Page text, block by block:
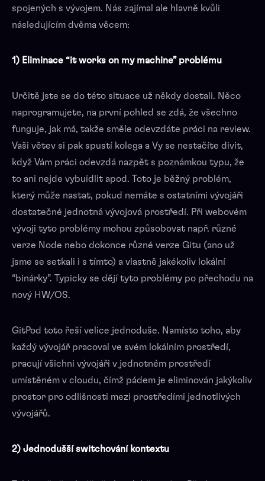
spojených s vývojem. Nás zajímal ale hlavně kvůli
následujícím dvěma věcem:
1) Eliminace “it works on my machine” problému
Určitě jste se do této situace už někdy dostali. Něco
naprogramujete, na první pohled se zdá, že všechno
funguje, jak má, takže směle odevzdáte práci na review.
Vaši větev si pak spustí kolega a Vy se nestačíte divit,
když Vám práci odevzdá nazpět s poznámkou typu, že
to ani nejde vybuidlit apod. Toto je běžný problém,
který může nastat, pokud nemáte s ostatními vývojáři
dostatečné jednotná vývojová prostředí. Při webovém
vývoji tyto problémy mohou způsobovat např. různé
verze Node nebo dokonce různé verze Gitu (ano už
jsme se setkali i s tímto) a vlastně jakékoliv lokální
“binárky”. Typicky se dějí tyto problémy po přechodu na
nový HW/OS.
GitPod toto řeší velice jednoduše. Namísto toho, aby
každý vývojář pracoval ve svém lokálním prostředí,
pracují všichni vývojáři v jednotném prostředí
umístěném v cloudu, čímž pádem je eliminován jakýkoliv
prostor pro odlišnosti mezi prostředími jednotlivých
vývojářů.
2) Jednodušší switchování kontextu